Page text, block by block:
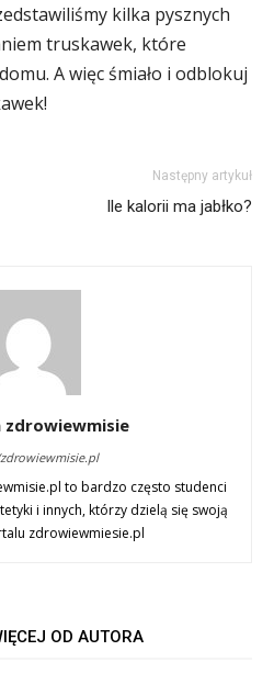
kilka pysznych
truskawek, które
A więc śmiało i odblokuj
Następny artykuł
Ile kalorii ma jabłko?
zdrowiewmisie
to bardzo często studenci
i innych, którzy dzielą się swoją
zdrowiewmiesie.pl
OD AUTORA